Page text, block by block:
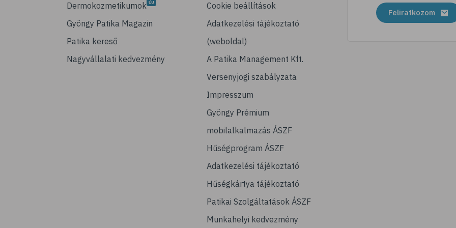
Dermokozmetikumok
Gyöngy Patika Magazin
Patika kereső
Nagyvállalati kedvezmény
Cookie beállítások
Adatkezelési tájékoztató
(weboldal)
A Patika Management Kft.
Versenyjogi szabályzata
Impresszum
Gyöngy Prémium
mobilalkalmazás ÁSZF
Hűségprogram ÁSZF
Adatkezelési tájékoztató
Hűségkártya tájékoztató
Patikai Szolgáltatások ÁSZF
Munkahelyi kedvezmény
Feliratkozom